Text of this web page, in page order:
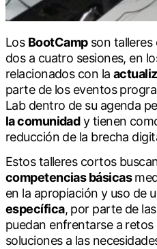
Los BootCampson talleres
dos a cuatro sesiones, en
relacionados con la
parte de los eventos
Lab dentro de su agenda
la comunidady tienen
reducción de la brecha
Estos talleres cortos
competencias básicas
en la apropiación y uso de
específica, por parte de
puedan enfrentarse a
soluciones a las